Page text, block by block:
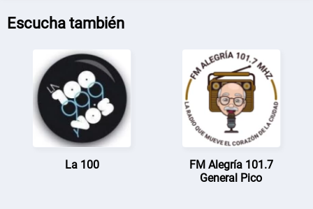
Escucha también
La 100
FM Alegría 101.7
General Pico